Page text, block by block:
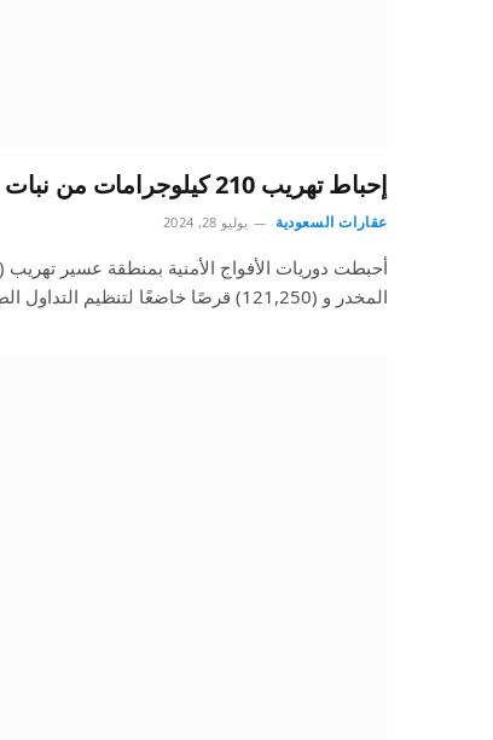
إحباط تهريب 210 كيلوجرامات من نبات القات و121,250 قرصًا مخدرًا
عقارات السعودية يوليو 28, 2024
المخدر و (121,250) قرصًا خاضعًا لتنظيم التداول الطبي…